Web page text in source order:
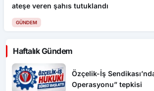
ateşe veren şahıs tutuklandı
GÜNDEM
Haftalık Gündem
Özçelik-İş
Operasyonu” tepkisi